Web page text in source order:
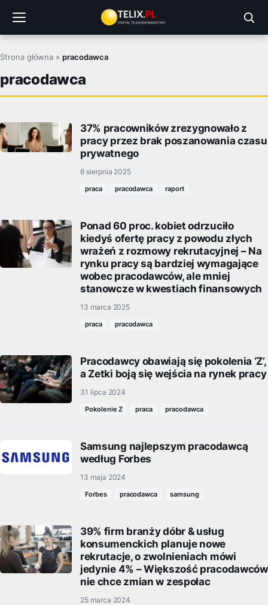
treści
Strona główna »pracodawca
pracodawca
37% pracowników zrezygnowało z
pracy przez brak poszanowania czasu
prywatnego
6 sierpnia 2025
praca pracodawca raport
Ponad 60 proc. kobiet odrzuciło
kiedyś ofertę pracy z powodu złych
wrażeń z rozmowy rekrutacyjnej – Na
rynku pracy są bardziej wymagające
wobec pracodawców, ale mniej
stanowcze w kwestiach finansowych
13 marca 2025
praca pracodawca
Pracodawcy obawiają się pokolenia ‘Z’,
a Zetki boją się wejścia na rynek pracy
31 lipca 2024
Pokolenie Z praca pracodawca
Samsung najlepszym pracodawcą
według Forbes
13 maja 2024
Forbes pracodawca samsung
39% firm branży dóbr & usług
konsumenckich planuje nowe
rekrutacje, o zwolnieniach mówi
jedynie 4% – Większość pracodawców
nie chce zmian w zespołac
25 marca 2024